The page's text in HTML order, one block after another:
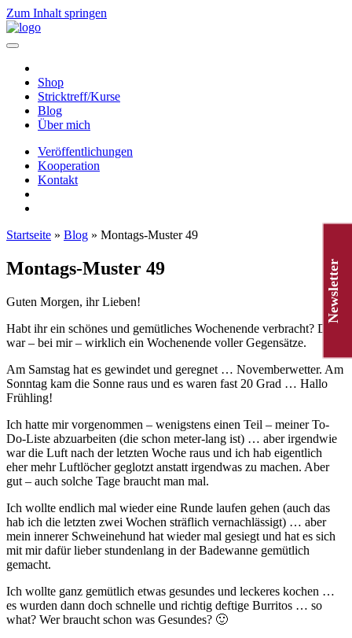
Zum Inhalt springen
Hauptnavigation
Shop
Stricktreff/Kurse
Blog
Über mich
Veröffentlichungen
Kooperation
Kontakt
Startseite » Blog » Montags-Muster 49
Montags-Muster 49
Guten Morgen, ihr Lieben!
Habt ihr ein schönes und gemütliches Wochenende verbracht? Das
war – bei mir – wirklich ein Wochenende voller Gegensätze.
Am Samstag hat es gewindet und geregnet … Novemberwetter. Am
Sonntag kam die Sonne raus und es waren fast 20 Grad … Hallo
Frühling!
Ich hatte mir vorgenommen – wenigstens einen Teil – meiner To-
Do-Liste abzuarbeiten (die schon meter-lang ist) … aber irgendwie
war die Luft nach der letzten Woche raus und ich hab eigentlich
eher mehr Luftlöcher geglotzt anstatt irgendwas zu machen. Aber
gut – auch solche Tage braucht man mal.
Ich wollte endlich mal wieder eine Runde laufen gehen (auch das
hab ich die letzten zwei Wochen sträflich vernachlässigt) … aber
mein innerer Schweinehund hat wieder mal gesiegt und hat es sich
mit mir dafür lieber stundenlang in der Badewanne gemütlich
gemacht.
Ich wollte ganz gemütlich etwas gesundes und leckeres kochen …
es wurden dann doch schnelle und richtig deftige Burritos … so
what? Wer braucht schon was Gesundes? 🙂
Newsletter